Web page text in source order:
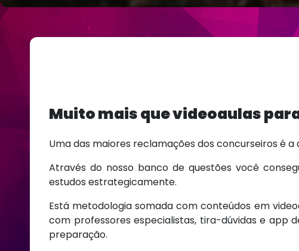
Muito mais que videoaulas
Uma das maiores reclamações dos concurseiros é
Através do nosso banco de questões você
estudos estrategicamente.
Está metodologia somada com conteúdos em
com professores especialistas, tira-dúvidas e app
preparação.